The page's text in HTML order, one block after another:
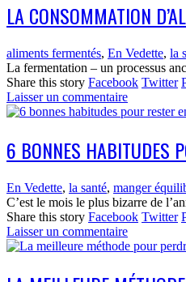
LA CONSOMMATION
aliments fermentés, En Vedette, la
La fermentation – un processus
Share this story Facebook Twitter
Laisser un commentaire
6 BONNES HABITUDES
En Vedette, la santé, manger
C’est le mois le plus bizarre de
Share this story Facebook Twitter
Laisser un commentaire